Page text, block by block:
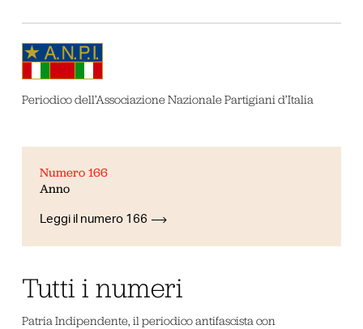
Periodico dell’Associazione Nazionale Partigiani d’Italia
Numero 166
Anno
Leggi il numero 166
Tutti i numeri
Patria Indipendente, il periodico antifascista con